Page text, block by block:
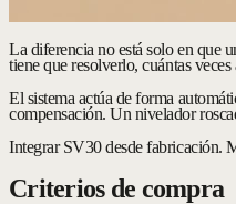
La diferencia no está solo en que
tiene que resolverlo, cuántas
El sistema actúa de forma
compensación. Un nivelador
Integrar SV30 desde fabricación.
Criterios de compra